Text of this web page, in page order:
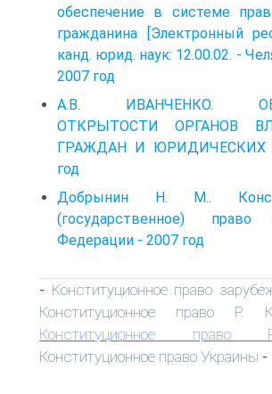
обеспечение в системе
гражданина [Электронный
канд. юрид. наук: 12.00.02. -
2007 год
А.В. ИВАНЧЕНКО.
ОТКРЫТОСТИ ОРГАНОВ
ГРАЖДАН И ЮРИДИЧЕСКИХ
год
Добрынин Н. М..
(государственное) право
Федерации - 2007 год
- Конституционное право
Конституционное право Р.
Конституционное право
Конституционное право Украины -